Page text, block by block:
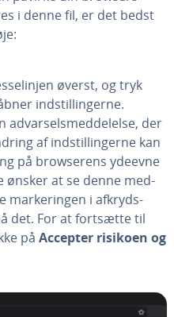
i denne fil, er det bedst
øverst, og tryk
indstil­lin­ger­ne.
ad­var­sels­med­del­el­se, der
af indstil­lin­ger­ne kan
på brow­se­rens ydeevne
ønsker at se denne med­
mar­ke­rin­gen i af­kryds­
det. For at fortsætte til
på Accepter risikoen og